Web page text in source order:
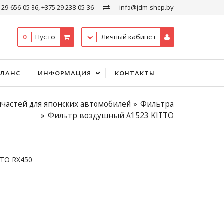
656-05-36, +375 29-238-05-36 info@jdm-shop.by
0 Пусто Личный кабинет
ИНФОРМАЦИЯ КОНТАКТЫ
для японских автомобилей
Фильтра
Фильтр воздушный A1523 KITTO
RX450